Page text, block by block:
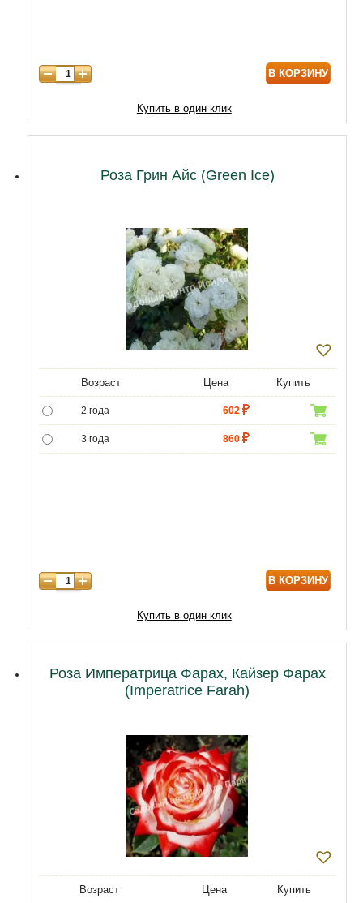
В КОРЗИНУ
Купить в один клик
Роза Грин Айс (Green Ice)
Возраст Цена Купить
2 года 602
3 года 860
В КОРЗИНУ
Купить в один клик
Роза Императрица Фарах, Кайзер Фарах
(Imperatrice Farah)
Возраст Цена Купить